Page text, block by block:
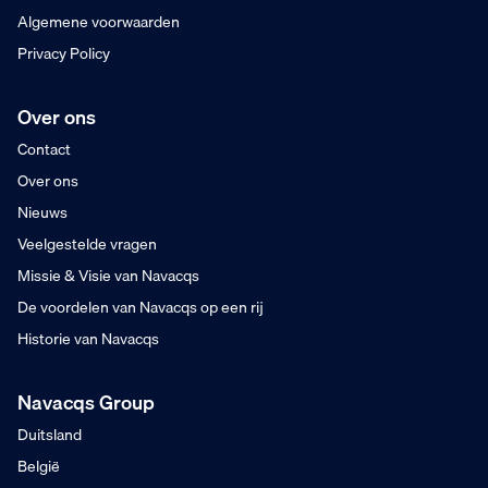
Algemene voorwaarden
Privacy Policy
Over ons
Contact
Over ons
Nieuws
Veelgestelde vragen
Missie & Visie van Navacqs
De voordelen van Navacqs op een rij
Historie van Navacqs
Navacqs Group
Duitsland
België